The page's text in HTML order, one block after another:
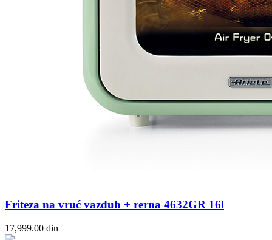
Friteza na vruć vazduh + rerna 4632GR 16l
17,999.00 din